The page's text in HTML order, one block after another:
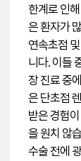
한계로 인
은 환자가
연속초점
니다. 이들
장 진료 중
은 단초점
받은 경험
을 원치 않
수술 전에